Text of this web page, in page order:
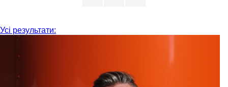
Усі результати: